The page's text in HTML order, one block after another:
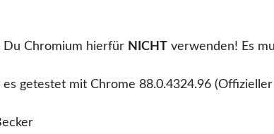
Du Chromium hierfür NICHT verwenden! Es
getestet mit Chrome 88.0.4324.96